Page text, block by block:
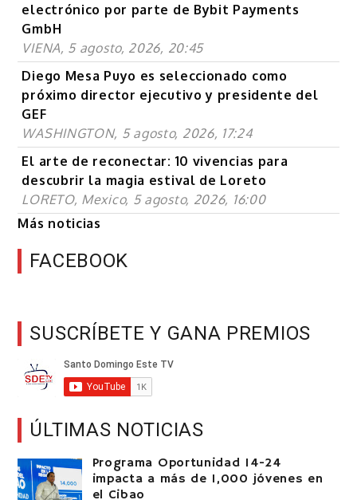
electrónico por parte de Bybit Payments
GmbH
VIENA, 5 agosto, 2026, 20:45
Diego Mesa Puyo es seleccionado como
próximo director ejecutivo y presidente del
GEF
WASHINGTON, 5 agosto, 2026, 17:24
El arte de reconectar: 10 vivencias para
descubrir la magia estival de Loreto
LORETO, Mexico, 5 agosto, 2026, 16:00
Más noticias
FACEBOOK
SUSCRÍBETE Y GANA PREMIOS
ÚLTIMAS NOTICIAS
Programa Oportunidad 14-24
impacta a más de 1,000 jóvenes en
el Cibao